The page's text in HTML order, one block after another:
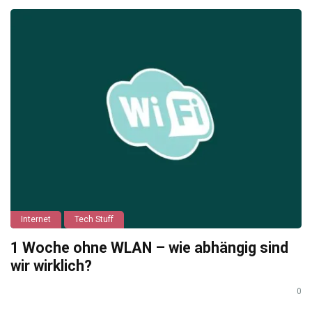
Internet Tech Stuff
1 Woche ohne WLAN – wie abhängig sind
wir wirklich?
0